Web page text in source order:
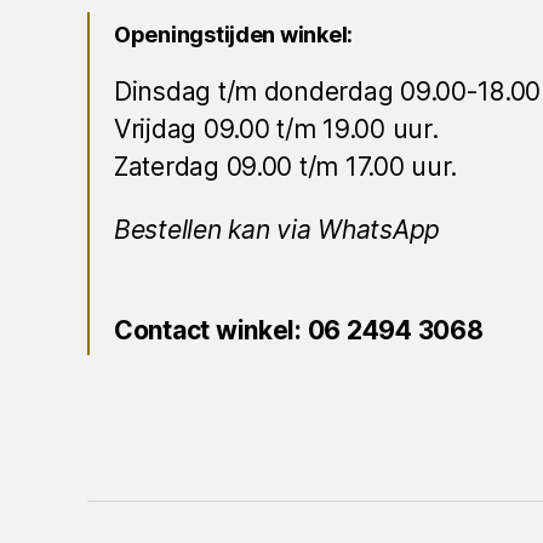
Openingstijden winkel:
Dinsdag t/m donderdag 09.00-
Vrijdag 09.00 t/m 19.00 uur.
Zaterdag 09.00 t/m 17.00 uur.
Bestellen kan via WhatsApp
Contact winkel: 06 2494 3068